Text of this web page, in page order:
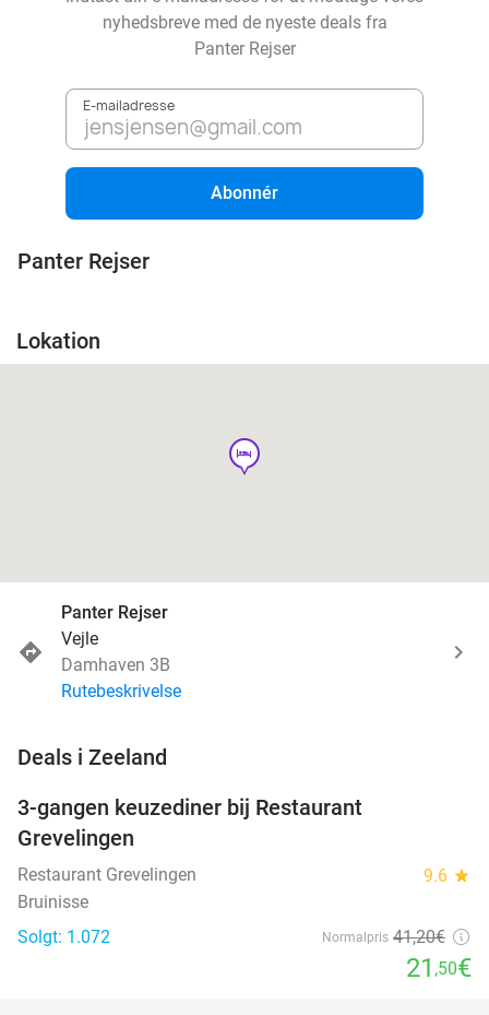
nyhedsbreve med de nyeste deals fra
Panter Rejser
E-mailadresse
Abonnér
Panter Rejser
Lokation
hotel
Panter Rejser
Vejle
Damhaven 3B
Rutebeskrivelse
Deals i Zeeland
3-gangen keuzediner bij Restaurant
Grevelingen
Restaurant Grevelingen 9.6 star
Bruinisse
Solgt: 1.072
Normalpris 41,20€
21 ,50€